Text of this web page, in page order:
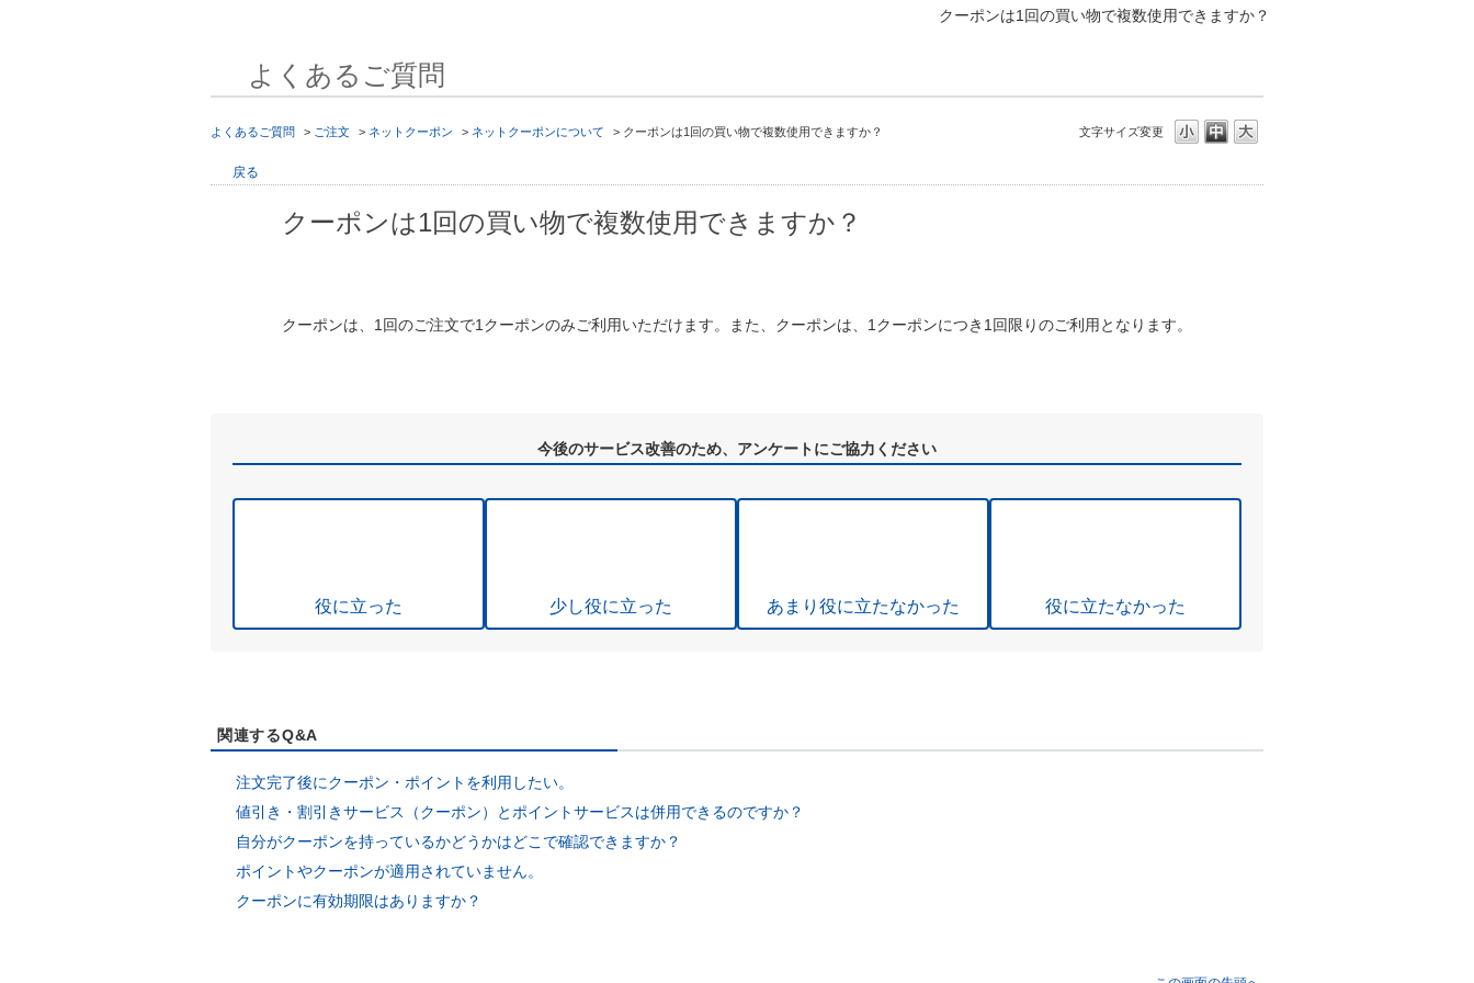
クーポンは1回の買い物で複数使用できますか？
よくあるご質問
文字サイズ変更
よくあるご質問 > ご注文 > ネットクーポン > ネットクーポンについて > クーポンは1回の買い物で複数使用できますか？
戻る
クーポンは1回の買い物で複数使用できますか？
クーポンは、1回のご注文で1クーポンのみご利用いただけます。また、クーポンは、1クーポンにつき1回限りのご利用となります。
今後のサービス改善のため、アンケートにご協力ください
役に立った 少し役に立った あまり役に立たなかった 役に立たなかった
関連するQ&A
注文完了後にクーポン・ポイントを利用したい。
値引き・割引きサービス（クーポン）とポイントサービスは併用できるのですか？
自分がクーポンを持っているかどうかはどこで確認できますか？
ポイントやクーポンが適用されていません。
クーポンに有効期限はありますか？